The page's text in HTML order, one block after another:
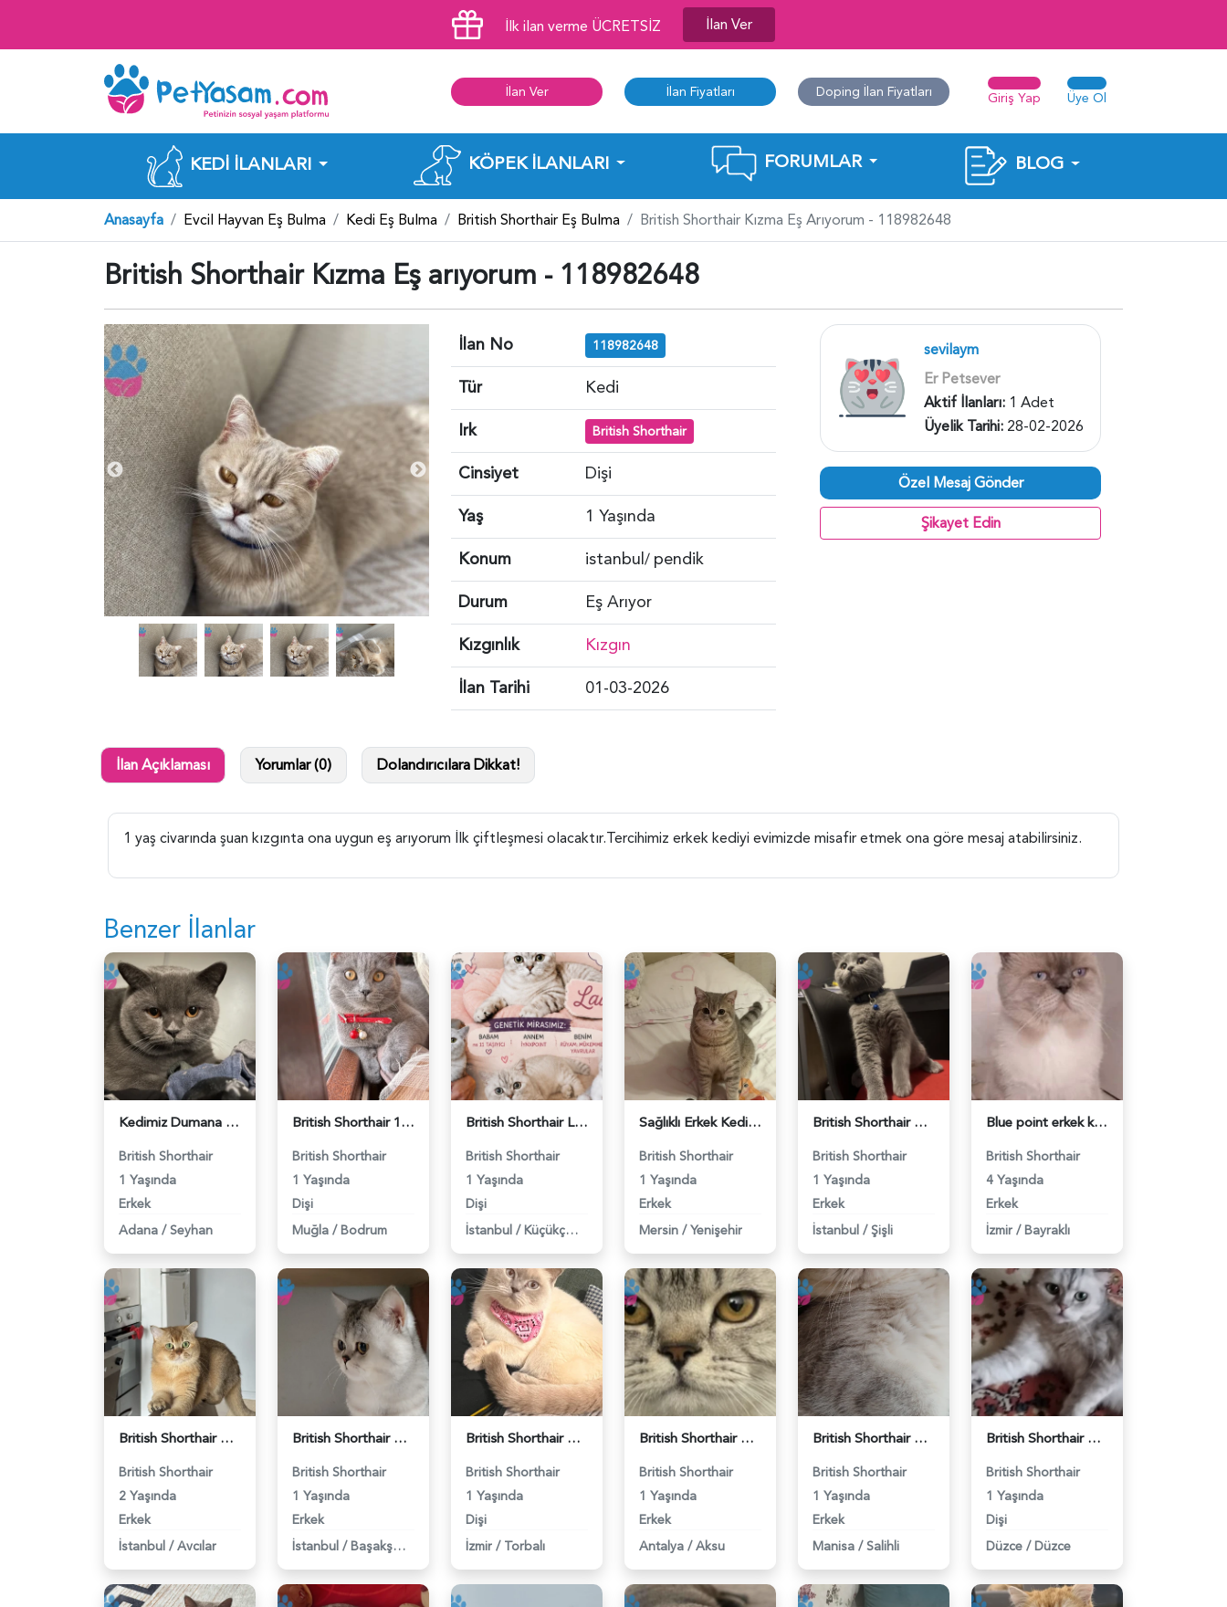
İlk ilan verme ÜCRETSİZ İlan Ver
İlan Ver İlan Fiyatları Doping İlan Fiyatları Giriş Yap Üye Ol
KEDI İLANLARI KÖPEK İLANLARI FORUMLAR BLOG
Anasayfa Evcil Hayvan Eş Bulma Kedi Eş Bulma British Shorthair Eş Bulma British Shorthair Kızma Eş Arıyorum - 118982648
British Shorthair Kızma Eş arıyorum - 118982648
İlan No 118982648
Tür
Kedi
Irk
British Shorthair
Cinsiyet
Dişi
Yaş
1 Yaşında
Konum
istanbul/ pendik
Durum
Eş Arıyor
Kızgınlık
Kızgın
İlan Tarihi
01-03-2026
sevilaym
Er Petsever
Aktif İlanları: 1 Adet
Üyelik Tarihi: 28-02-2026
Özel Mesaj Gönder
Şikayet Edin
İlan Açıklaması Yorumlar (0) Dolandırıcılara Dikkat!
1 yaş civarında şuan kızgınta ona uygun eş arıyorum İlk çiftleşmesi olacaktır.Tercihimiz erkek kediyi evimizde misafir etmek ona göre mesaj atabilirsiniz.
Benzer İlanlar
Kedimiz Dumana Dişi Eş arıyoruz - 118984658
British Shorthair
1 Yaşında
Erkek
Adana / Seyhan
British Shorthair 1 Yaşında Eş Arıyor - 118984662
British Shorthair
1 Yaşında
Dişi
Muğla / Bodrum
British Shorthair Lady kociş arıyor - 118984656
British Shorthair
1 Yaşında
Dişi
İstanbul / Küçükçekmece
Sağlıklı Erkek Kedi Bobi’ye Eş Aranıyor - 118984657
British Shorthair
1 Yaşında
Erkek
Mersin / Yenişehir
British Shorthair Ponçiğim Eş Arıyor - 118984654
British Shorthair
1 Yaşında
Erkek
İstanbul / Şişli
Blue point erkek kedimize dişi eş arıyoruz - 118984655
British Shorthair
4 Yaşında
Erkek
İzmir / Bayraklı
British Shorthair Erkek Kızgınlıkta - 118984651
British Shorthair
2 Yaşında
Erkek
İstanbul / Avcılar
British Shorthair Duma Eş Arıyorum - 118984650
British Shorthair
1 Yaşında
Erkek
İstanbul / Başakşehir
British Shorthair Kedime Eş Arıyorum - 118984649
British Shorthair
1 Yaşında
Dişi
İzmir / Torbalı
British Shorthair Damadımıza Gelin Arıyoruz - 118984627
British Shorthair
1 Yaşında
Erkek
Antalya / Aksu
British Shorthair Kedimize eş arıyoruz - 118984628
British Shorthair
1 Yaşında
Erkek
Manisa / Salihli
British Shorthair Güzel kızımıza eş arıyoruz - 118984633
British Shorthair
1 Yaşında
Dişi
Düzce / Düzce